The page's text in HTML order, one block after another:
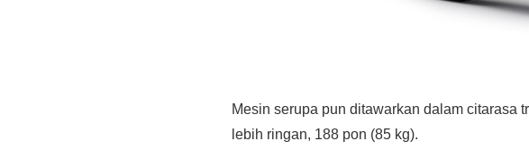
Mesin serupa pun ditawarkan dalam citarasa
lebih ringan, 188 pon (85 kg).